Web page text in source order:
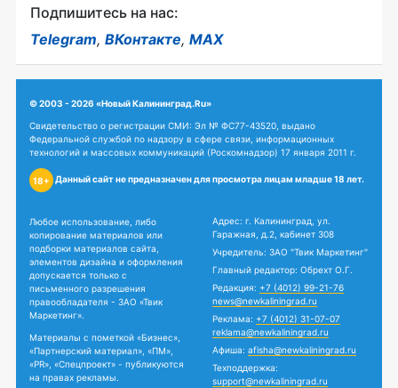
Подпишитесь на нас:
Telegram, ВКонтакте, MAX
© 2003 - 2026 «Новый Калининград.Ru»
Свидетельство о регистрации СМИ: Эл № ФС77-43520, выдано
Федеральной службой по надзору в сфере связи, информационных
технологий и массовых коммуникаций (Роскомнадзор) 17 января 2011 г.
18+ Данный сайт не предназначен для просмотра лицам младше 18 лет.
Любое использование, либо
копирование материалов или
подборки материалов сайта,
элементов дизайна и оформления
допускается только с
письменного разрешения
правообладателя - ЗАО «Твик
Маркетинг».
Материалы с пометкой «Бизнес»,
«Партнерский материал», «ПМ»,
«PR», «Спецпроект» - публикуются
на правах рекламы.
Адрес: г. Калининград, ул.
Гаражная, д.2, кабинет 308
Учредитель: ЗАО "Твик Маркетинг"
Главный редактор: Обрехт О.Г.
Редакция: +7 (4012) 99-21-76
news@newkaliningrad.ru
Реклама: +7 (4012) 31-07-07
reklama@newkaliningrad.ru
Афиша: afisha@newkaliningrad.ru
Техподдержка:
support@newkaliningrad.ru